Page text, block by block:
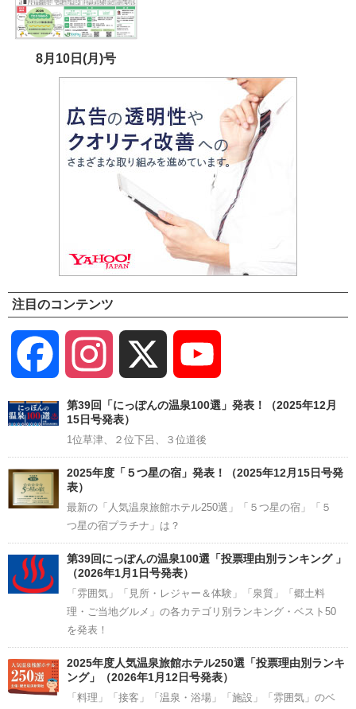
8月10日(月)号
注目のコンテンツ
Facebook Instagram
Channel
第39回「にっぽんの温泉100選」発表！（2025年12月
15日号発表）
1位草津、２位下呂、３位道後
2025年度「５つ星の宿」発表！（2025年12月15日号発
表）
最新の「人気温泉旅館ホテル250選」「５つ星の宿」「５
つ星の宿プラチナ」は？
第39回にっぽんの温泉100選「投票理由別ランキング 」
（2026年1月1日号発表）
「雰囲気」「見所・レジャー＆体験」「泉質」「郷土料
理・ご当地グルメ」の各カテゴリ別ランキング・ベスト50
を発表！
2025年度人気温泉旅館ホテル250選「投票理由別ランキ
ング」（2026年1月12日号発表）
「料理」「接客」「温泉・浴場」「施設」「雰囲気」のベ